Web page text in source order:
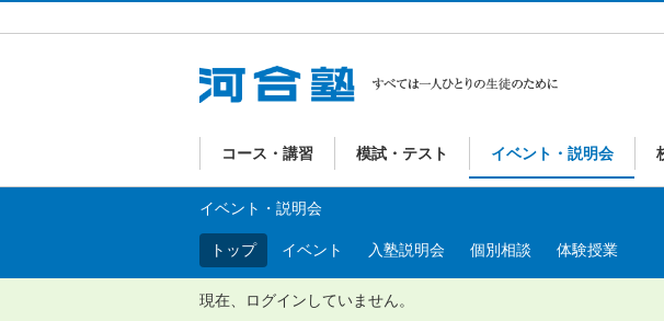
コース・講習 模試・テスト イベント・説明会
イベント・説明会
トップ イベント 入塾説明会 個別相談 体験授業
現在、ログインしていません。